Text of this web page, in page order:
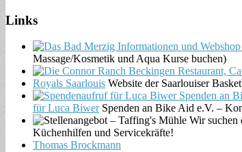
Links
Massage/Kosmetik und Aqua Kurse buchen)
Royals Saarlouis Website der Saarlouiser
für Luca BiwerSpenden an Bike Aid e.V. –
Küchenhilfen und Servicekräfte!
Thomas Brockmann